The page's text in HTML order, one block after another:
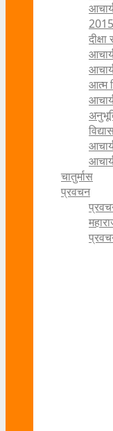
2015
आत्म
चातुर्मास
प्रवचन